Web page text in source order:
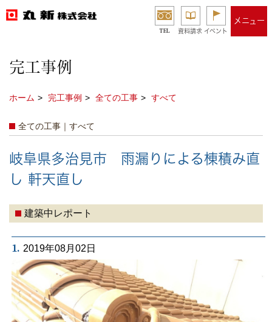
TEL 資料請求 イベント
メニュー
完工事例
ホーム 完工事例 全ての工事 すべて
全ての工事｜すべて
岐阜県多治見市 雨漏りによる棟積み直
し 軒天直し
建築中レポート
1. 2019年08月02日